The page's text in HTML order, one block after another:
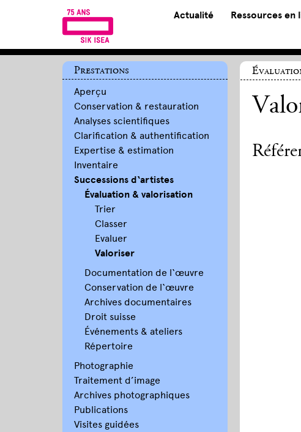
Actualité Ressources en
Prestations
Aperçu
Conservation & restauration
Analyses scientifiques
Clarification & authentification
Expertise & estimation
Inventaire
Successions d‘artistes
Évaluation & valorisation
Trier
Classer
Evaluer
Valoriser
Documentation de l‘œuvre
Conservation de l‘œuvre
Archives documentaires
Droit suisse
Événements & ateliers
Répertoire
Photographie
Traitement d’image
Archives photographiques
Publications
Visites guidées